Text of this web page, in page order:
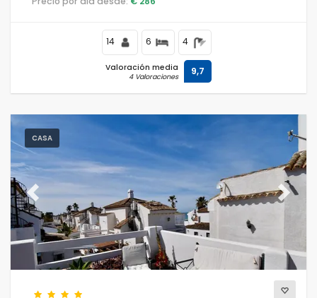
14 6 4
Valoración media
4 Valoraciones 9,7
CASA
Previous Next